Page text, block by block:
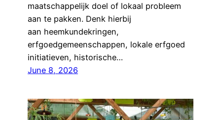
maatschappelijk doel of lokaal probleem
aan te pakken. Denk hierbij
aan heemkundekringen,
erfgoedgemeenschappen, lokale erfgoed
initiatieven, historische…
June 8, 2026